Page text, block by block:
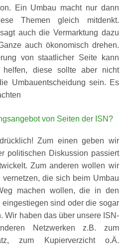
Ein Umbau macht nur dann
Themen gleich mitdenkt.
auch die Vermarktung dazu
auch ökonomisch drehen.
von staatlicher Seite kann
helfen, diese sollte aber nicht
Umbauentscheidung sein. Es
von Seiten der ISN?
Zum einen geben wir
politischen Diskussion passiert
Zum anderen wollen wir
die sich beim Umbau
machen wollen, die in den
sind oder die sogar
Wir haben das über unsere ISN-
Netzwerken z.B. zum
zum Kupierverzicht o.Ä.